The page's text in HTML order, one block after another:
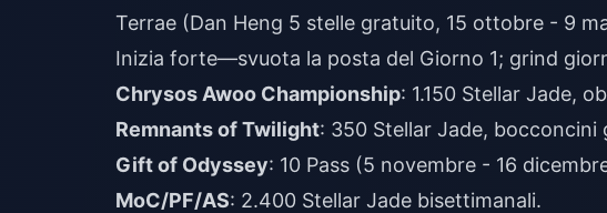
Terrae (Dan Heng 5 stelle gratuito, 15 ottobre - 9
Inizia forte—svuota la posta del Giorno 1; grind
Chrysos Awoo Championship: 1.150 Stellar Jade,
Remnants of Twilight: 350 Stellar Jade, bocconcini
Gift of Odyssey: 10 Pass (5 novembre - 16
MoC/PF/AS: 2.400 Stellar Jade bisettimanali.